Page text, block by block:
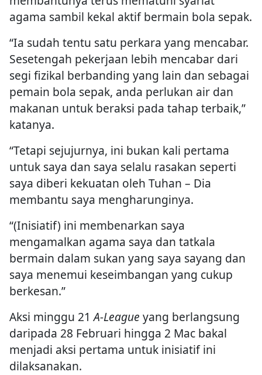
agama sambil kekal aktif bermain bola sepak.
“Ia sudah tentu satu perkara yang mencabar.
Sesetengah pekerjaan lebih mencabar dari
segi fizikal berbanding yang lain dan sebagai
pemain bola sepak, anda perlukan air dan
makanan untuk beraksi pada tahap terbaik,”
katanya.
“Tetapi sejujurnya, ini bukan kali pertama
untuk saya dan saya selalu rasakan seperti
saya diberi kekuatan oleh Tuhan – Dia
membantu saya mengharunginya.
“(Inisiatif) ini membenarkan saya
mengamalkan agama saya dan tatkala
bermain dalam sukan yang saya sayang dan
saya menemui keseimbangan yang cukup
berkesan.”
Aksi minggu 21A-League yang berlangsung
daripada 28 Februari hingga 2 Mac bakal
menjadi aksi pertama untuk inisiatif ini
dilaksanakan.